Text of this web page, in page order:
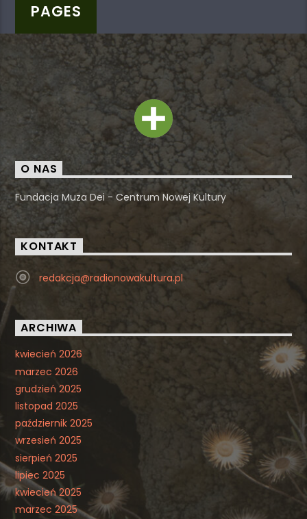
PAGES
O NAS
Fundacja Muza Dei - Centrum Nowej Kultury
KONTAKT
redakcja@radionowakultura.pl
ARCHIWA
kwiecień 2026
marzec 2026
grudzień 2025
listopad 2025
październik 2025
wrzesień 2025
sierpień 2025
lipiec 2025
kwiecień 2025
marzec 2025